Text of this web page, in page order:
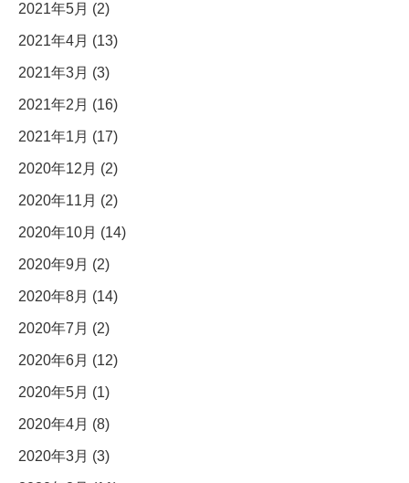
2021年5月 (2)
2021年4月 (13)
2021年3月 (3)
2021年2月 (16)
2021年1月 (17)
2020年12月 (2)
2020年11月 (2)
2020年10月 (14)
2020年9月 (2)
2020年8月 (14)
2020年7月 (2)
2020年6月 (12)
2020年5月 (1)
2020年4月 (8)
2020年3月 (3)